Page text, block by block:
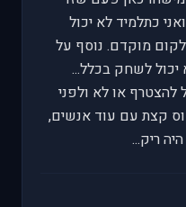
כתלמיד לא יכול
מוקדם. נוסף על
יכול לשחק בכלל...
להצטרף או לא ולפני
קצת עם עוד אנשים,